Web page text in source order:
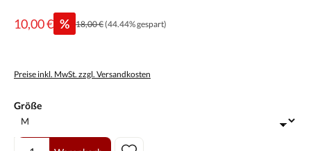
10,00 € % 18,00 €(44.44% gespart)
Preise inkl. MwSt. zzgl. Versandkosten
Größeauswählen
Produkt Anzahl: Gib den gewünschten Wert ein oder benutze die